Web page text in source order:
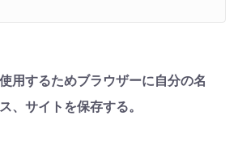
用するためブラウザーに自分の名
、サイトを保存する。